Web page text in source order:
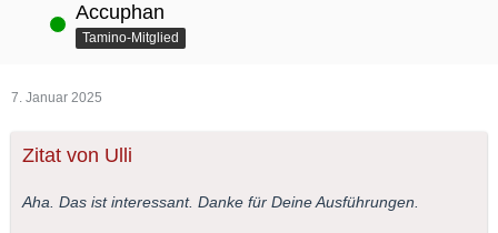
Online Accuphan
Tamino-Mitglied
7. Januar 2025
Zitat von Ulli
Aha. Das ist interessant. Danke für Deine Ausführungen.